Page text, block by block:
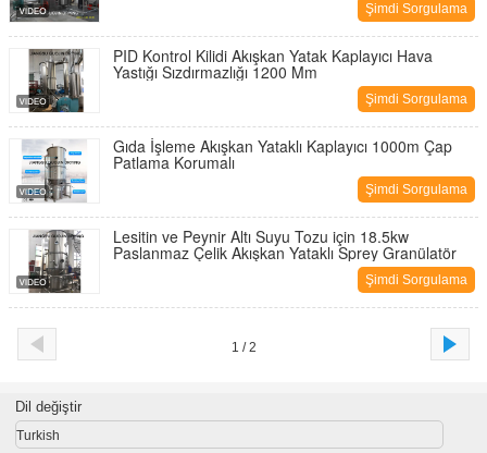
Şimdi Sorgulama
PID Kontrol Kilidi Akışkan Yatak Kaplayıcı Hava
Yastığı Sızdırmazlığı 1200 Mm
Şimdi Sorgulama
Gıda İşleme Akışkan Yataklı Kaplayıcı 1000m Çap
Patlama Korumalı
Şimdi Sorgulama
Lesitin ve Peynir Altı Suyu Tozu için 18.5kw
Paslanmaz Çelik Akışkan Yataklı Sprey Granülatör
Şimdi Sorgulama
1 / 2
Dil değiştir
Turkish